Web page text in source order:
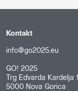
Kontakt
info@go2025.eu
GO! 2025
Trg Edvarda Kardelja 1
5000 Nova Gorica